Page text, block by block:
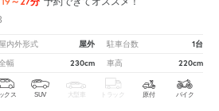
屋内外形式 屋外 駐車台数 1台
幅 230cm 車高 220cm
クス SUV 大型車 トラック 原付 バイク